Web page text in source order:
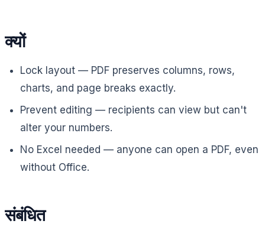
क्यों
Lock layout — PDF preserves columns, rows,
charts, and page breaks exactly.
Prevent editing — recipients can view but can't
alter your numbers.
No Excel needed — anyone can open a PDF, even
without Office.
संबंधित